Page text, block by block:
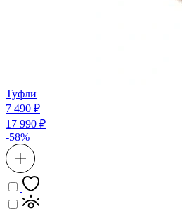
Туфли
7 490 ₽
17 990 ₽
-58%